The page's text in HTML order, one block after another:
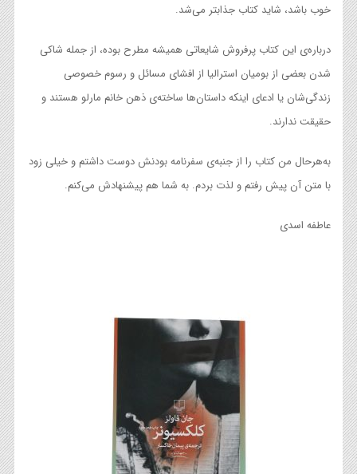
خوب باشد، شاید کتاب جذابتر می‌شد.
درباره‌ی این کتاب پرفروش شایعاتی همیشه مطرح بوده، از جمله شاکی
شدن بعضی از بومیان استرالیا از افشای مسائل و رسوم خصوصی
زندگی‌شان یا ادعای اینکه داستان‌ها ساخته‌‌ی ذهن خانم مارلو هستند و
حقیقت ندارند.
به‌هرحال من کتاب را از جنبه‌ی سفرنامه بودنش دوست داشتم و خیلی زود
با متن آن پیش رفتم و لذت بردم. به شما هم پیشنهادش می‌کنم.
عاطفه اسدی